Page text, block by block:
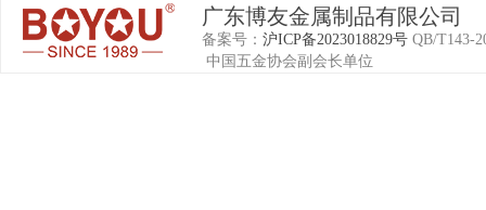
广东博友金属制品有限公司
备案号： 沪ICP备2023018829号 QB/T143-
中国五金协会副会长单位